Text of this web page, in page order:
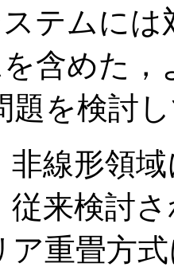
ステムに
含めた
題を検討
非線形領
従来検討
ア重畳方